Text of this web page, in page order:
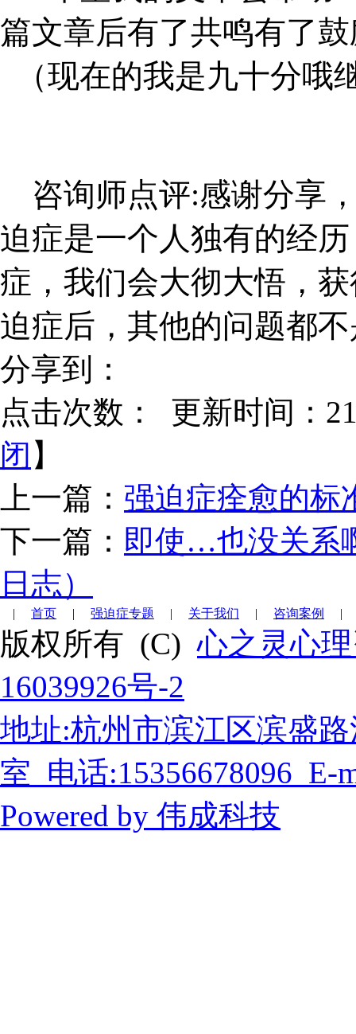
篇文章后有了共鸣有了
（现在的我是九十分哦
咨询师点评:感谢分享
迫症是一个人独有的经
症，我们会大彻大悟，
迫症后，其他的问题都
分享到：
点击次数：
更新时间：
闭 】
上一篇： 强迫症痊愈的标
下一篇： 即使…也没关系
日志）
| 首页 | 强迫症专题 | 关于我们 | 咨询案例 |
版权所有 (C)心之灵心
16039926号-2
地址:杭州市滨江区滨盛
室 电话:15356678096 E-
Powered by 伟成科技